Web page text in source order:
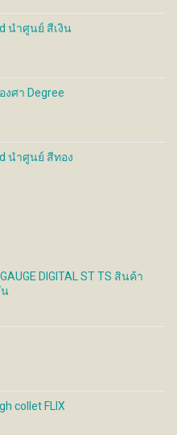
100 ฿
through
480 ฿
นำศูนย์ สีเงิน
100 ฿
through
งศา Degree
280 ฿
through
930 ฿
นำศูนย์ สีทอง
DIGITAL ST TS สินค้า
collet FLIX